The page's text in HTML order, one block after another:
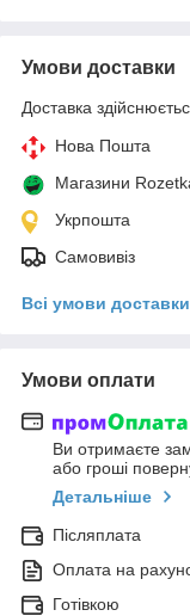
Умови доставки
Доставка
Нова Пошта
Магазини
Укрпошта
Самовивіз
Всі умови доставки
Умови оплати
Ви отримаєте
або гроші
Детальніше
Післяплата
Оплата на
Готівкою